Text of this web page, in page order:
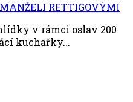
RETTIGOVÝMI
v rámci oslav 200
kuchařky...